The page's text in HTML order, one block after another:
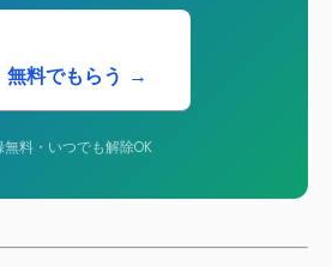
無料でもらう →
無料・いつでも解除OK